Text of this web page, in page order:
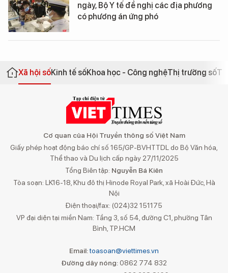
ngày, Bộ Y tế đề nghị các địa phương
có phương án ứng phó
Xã hội sốKinh tế sốKhoa học - Công nghệThị trường số
Cơ quan của Hội Truyền thông số Việt Nam
Giấy phép hoạt động báo chí số 165/GP-BVHTTDL do Bộ Văn hóa,
Thể thao và Du lịch cấp ngày 27/11/2025
Tổng Biên tập: Nguyễn Bá Kiên
Tòa soạn: LK16-18, Khu đô thị Hinode Royal Park, xã Hoài Đức, Hà
Nội
Điện thoại/fax: (024)32 151175
VP đại diện tại miền Nam: Tầng 3, số 54, đường C1, phường Tân
Bình, TP.HCM
Email:toasoan@viettimes.vn
Đường dây nóng: 0862 774 832